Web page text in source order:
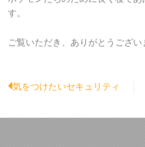
す。
ご覧いただき、ありがとうござい
Prev
気をつけたいセキュリティ